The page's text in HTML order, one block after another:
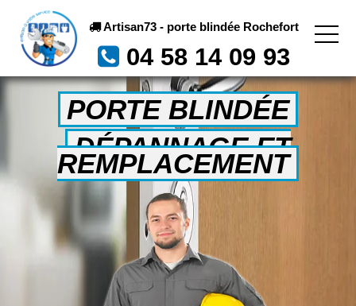
Artisan73 - porte blindée Rochefort
04 58 14 09 93
PORTE BLINDÉE
DÉPANNAGE ET
REMPLACEMENT